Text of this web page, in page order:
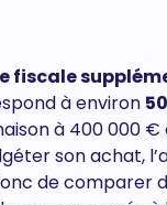
fiscale
à environ
à 400 000
son achat,
de comparer